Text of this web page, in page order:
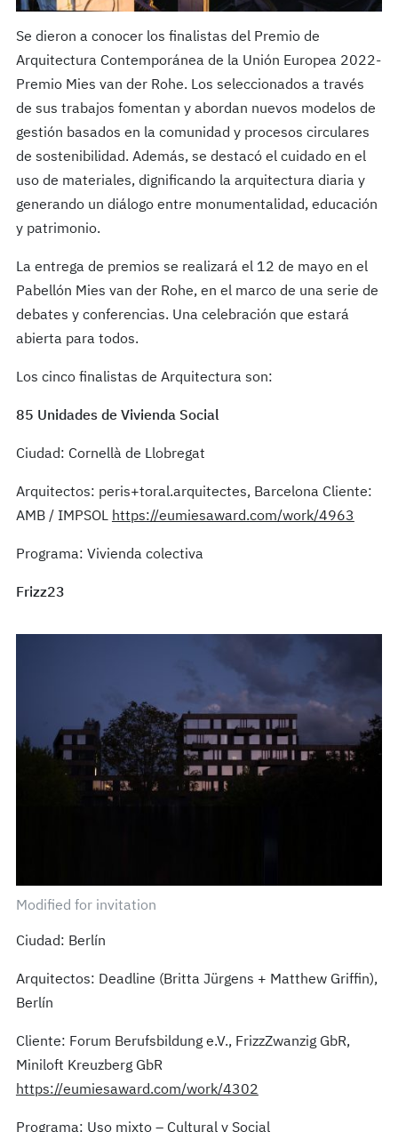
Se dieron a conocer los finalistas del Premio de
Arquitectura Contemporánea de la Unión Europea 2022-
Premio Mies van der Rohe. Los seleccionados a través
de sus trabajos fomentan y abordan nuevos modelos de
gestión basados en la comunidad y procesos circulares
de sostenibilidad. Además, se destacó el cuidado en el
uso de materiales, dignificando la arquitectura diaria y
generando un diálogo entre monumentalidad, educación
y patrimonio.
La entrega de premios se realizará el 12 de mayo en el
Pabellón Mies van der Rohe, en el marco de una serie de
debates y conferencias. Una celebración que estará
abierta para todos.
Los cinco finalistas de Arquitectura son:
85 Unidades de Vivienda Social
Ciudad: Cornellà de Llobregat
Arquitectos: peris+toral.arquitectes, Barcelona Cliente:
AMB / IMPSOL https://eumiesaward.com/work/4963
Programa: Vivienda colectiva
Frizz23
Modified for invitation
Ciudad: Berlín
Arquitectos: Deadline (Britta Jürgens + Matthew Griffin),
Berlín
Cliente: Forum Berufsbildung e.V., FrizzZwanzig GbR,
Miniloft Kreuzberg GbR
https://eumiesaward.com/work/4302
Programa: Uso mixto – Cultural y Social